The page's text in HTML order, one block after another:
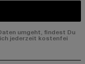
umgeht, findest Du
jederzeit kostenfei